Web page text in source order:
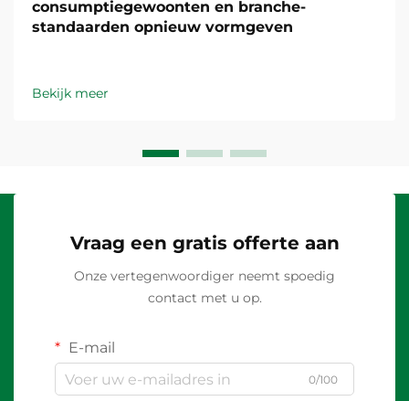
consumptiegewoonten en branche-
standaarden opnieuw vormgeven
Bekijk meer
Vraag een gratis offerte aan
Onze vertegenwoordiger neemt spoedig
contact met u op.
E-mail
0/100